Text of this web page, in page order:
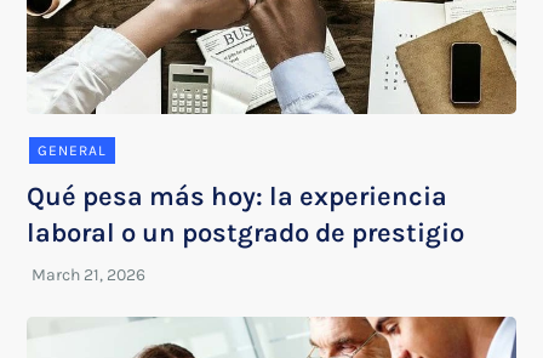
GENERAL
Qué pesa más hoy: la experiencia
laboral o un postgrado de prestigio